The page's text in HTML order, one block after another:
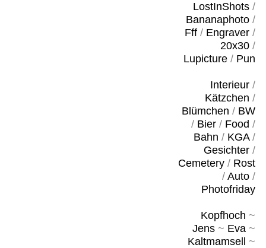
LostInShots/
Bananaphoto/
Fff/ Engraver/
20x30/
Lupicture/ Pun
Interieur/
Kätzchen /
Blümchen / BW
/ Bier/ Food /
Bahn / KGA/
Gesichter/
Cemetery/ Rost
/ Auto/
Photofriday
Kopfhoch ~
Jens~ Eva~
Kaltmamsell
~